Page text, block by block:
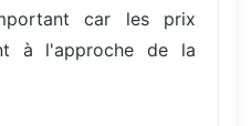
car les prix
à l'approche de la